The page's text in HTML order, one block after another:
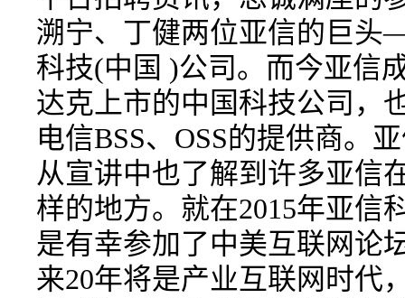
溯宁、丁健两位亚信的巨
科技(中国 )公司。而今亚信
达克上市的中国科技公司，
电信BSS、OSS的提供商。
从宣讲中也了解到许多亚信
样的地方。就在2015年亚信
是有幸参加了中美互联网论
来20年将是产业互联网时代